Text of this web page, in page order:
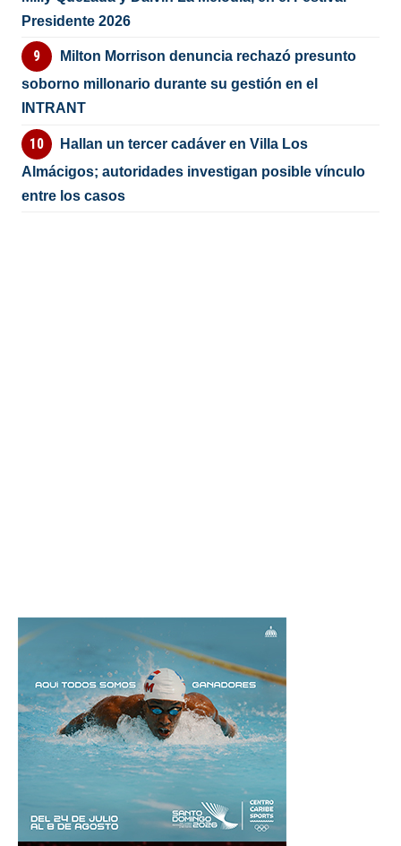
Presidente 2026
Milton Morrison denuncia rechazó presunto
soborno millonario durante su gestión en el
INTRANT
Hallan un tercer cadáver en Villa Los
Almácigos; autoridades investigan posible vínculo
entre los casos